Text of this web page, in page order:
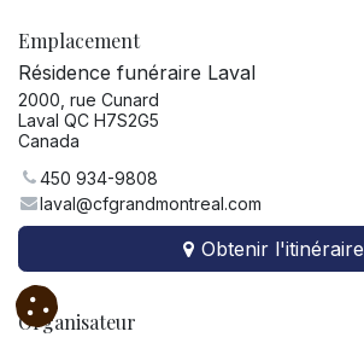
Emplacement
Résidence funéraire Laval
2000, rue Cunard
Laval QC H7S2G5
Canada
450 934-9808
laval@cfgrandmontreal.com
Obtenir l'itinéraire
Organisateur